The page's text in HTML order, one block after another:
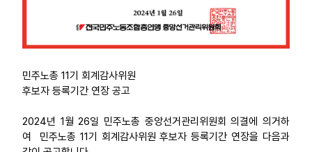
민주노총 11기 회계감사위원
후보자 등록기간 연장 공고
2024년 1월 26일 민주노총 중앙선거관리위원회 의결에 의거하
여 민주노총 11기 회계감사위원 후보자 등록기간 연장을 다음과